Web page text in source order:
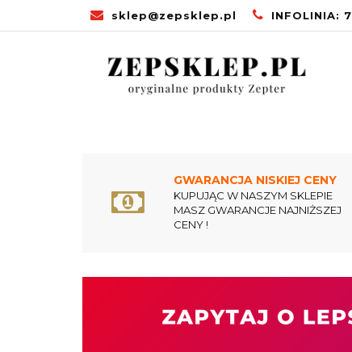
sklep@zepsklep.pl INFOLINIA:
STRONA
PROMOCJE
GWARANCJA NISKIEJ CENY
KUPUJĄC W NASZYM SKLEPIE
MASZ GWARANCJE NAJNIŻSZEJ
CENY !